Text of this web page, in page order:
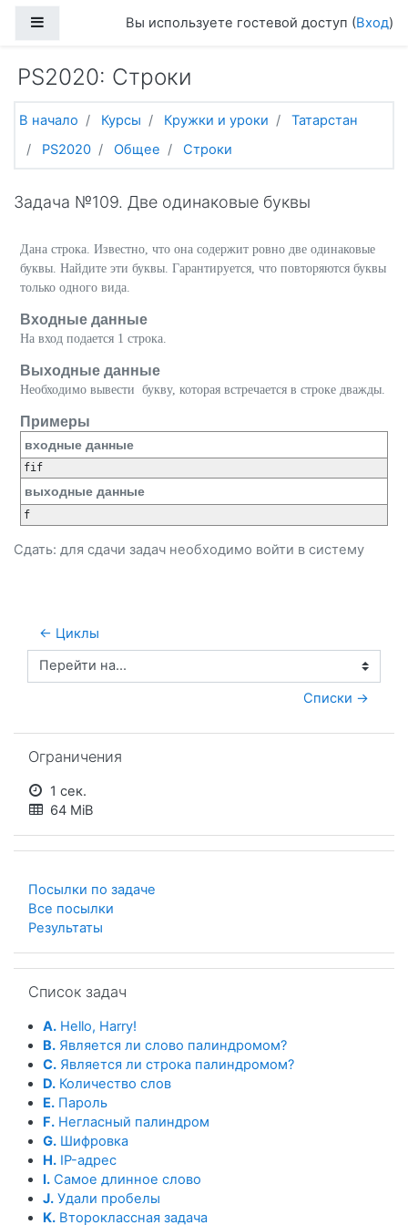
Боковая панельВы используете гостевой доступ (Вход)
PS2020: Строки
В начало Курсы Кружки и уроки
Татарстан
PS2020
Общее Строки
Задача №109. Две одинаковые буквы
Дана строка. Известно, что она содержит ровно две одинаковые
буквы. Найдите эти буквы. Гарантируется, что повторяются буквы
только одного вида.
Входные данные
На вход подается 1 строка.
Выходные данные
Необходимо вывести букву, которая встречается в строке дважды.
Примеры
входные данные
выходные данные
Сдать: для сдачи задач необходимо войти в систему
← Циклы
Перейти на...
Списки →
Ограничения
1 сек.
64 MiB
Посылки по задаче
Все посылки
Результаты
Список задач
A. Hello, Harry!
B. Является ли слово палиндромом?
C. Является ли строка палиндромом?
D. Количество слов
E. Пароль
F. Негласный палиндром
G. Шифровка
H. IP-адрес
I. Самое длинное слово
J. Удали пробелы
K. Второклассная задача